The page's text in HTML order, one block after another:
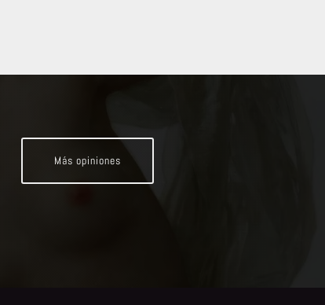
Más opiniones